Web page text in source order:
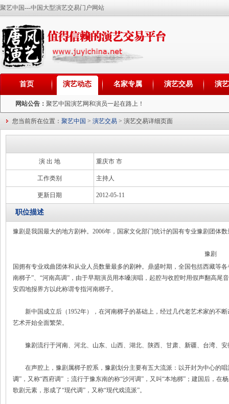
聚艺中国---中国大型演艺交易门户网站
首页 演艺动态 名家专属 演艺交易 演
网站公告： 聚艺中国演艺网和演员一起在路上！
您当前所在位置： 聚艺中国 > 演艺交易 > 演艺交易详细页面
演 出 地 重庆市 市
工作类别 主持人
更新日期 2012-05-11
职位描述
豫剧是我国最大的地方剧种。2006年，国家文化部门统计的国有专业豫剧团体
豫剧
国拥有专业戏曲团体和从业人员数量最多的剧种。鼎盛时期，全国包括西藏等
南梆子”、“河南高调”，由于早期演员用本嗓演唱，起腔与收腔时用假声翻高尾
安四地报界方以此称谓专指河南梆子。
新中国成立后（1952年），在河南梆子的基础上，经过几代老艺术家的不
艺术开始全面繁荣。
豫剧流行于河南、河北、 山东、山西、湖北、陕西、甘肃、 新疆、 台湾、
在声腔上，豫剧属梆子腔系， 豫剧划分主要有五大流派：以开封为中心的唱
调”，又称“西府调” ；流行于豫东南的称“沙河调”，又叫“本地梆”；建国后，在
歌剧元素，形成了“现代调”，又称“现代戏流派”。